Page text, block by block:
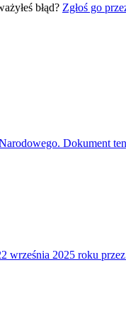
błąd? Zgłoś go
Dokument
2025 roku